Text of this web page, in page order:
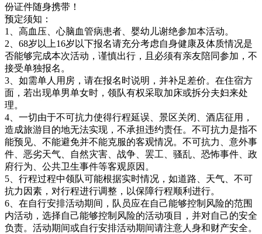
份证件随身携带！
预定须知：
1、高血压、心脑血管病患者、婴幼儿谢绝参加本活动。
2、68岁以上16岁以下报名请充分考虑自身健康及体质情况是
否能够完成本次活动，谨慎出行，且必须有亲友陪同参加，不
接受单独报名。
3、如需单人用房，请在报名时说明，并补足差价。在住宿方
面，若出现单男单女时，领队有权采取加床或拆分夫妇来处
理。
4、一切由于不可抗力使得行程延误、景区关闭、酒店征用，
造成旅游目的地无法实现，不承担违约责任。不可抗力是指不
能预见、不能避免并不能克服的客观情况。不可抗力、意外事
件、恶劣天气、自然灾害、战争、罢工、骚乱、恐怖事件、政
府行为、公共卫生事件等客观原因。
5、行程过程中领队可能根据实时情况，如道路、天气、不可
抗力因素，对行程进行调整，以保障行程顺利进行。
6、在自行安排活动期间，队员应在自己能够控制风险的范围
内活动，选择自己能够控制风险的活动项目，并对自己的安全
负责。活动期间或自行安排活动期间请注意人身和财产安全。